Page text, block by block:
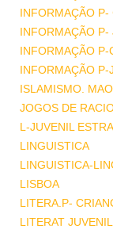
INFORMAÇÃO P-
INFORMAÇÃO P-
INFORMAÇÃO P-
INFORMAÇÃO P-
ISLAMISMO.
JOGOS DE
L-JUVENIL
LINGUISTICA
LINGUISTICA-
LISBOA
LITERA.P-
LITERAT